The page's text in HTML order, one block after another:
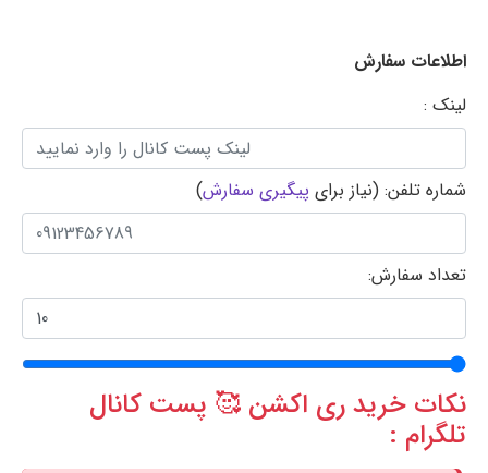
اطلاعات سفارش
لینک :
شماره تلفن: (نیاز برای پیگیری سفارش)
تعداد سفارش:
نکات خرید ری اکشن 🥰 پست کانال
تلگرام :